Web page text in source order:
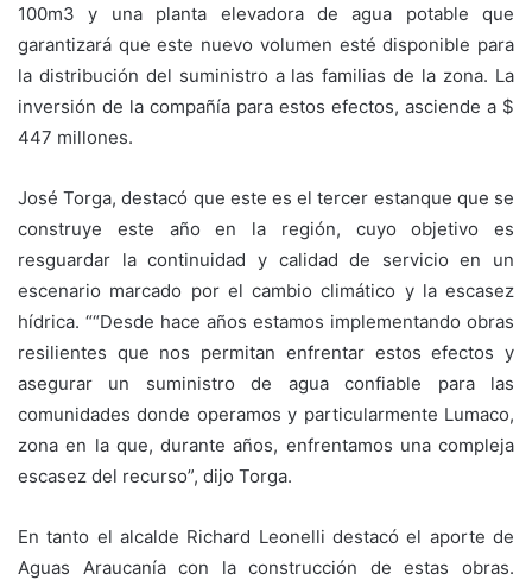
100m3 y una planta elevadora de agua potable que
garantizará que este nuevo volumen esté disponible para
la distribución del suministro a las familias de la zona. La
inversión de la compañía para estos efectos, asciende a $
447 millones.
José Torga, destacó que este es el tercer estanque que se
construye este año en la región, cuyo objetivo es
resguardar la continuidad y calidad de servicio en un
escenario marcado por el cambio climático y la escasez
hídrica. ““Desde hace años estamos implementando obras
resilientes que nos permitan enfrentar estos efectos y
asegurar un suministro de agua confiable para las
comunidades donde operamos y particularmente Lumaco,
zona en la que, durante años, enfrentamos una compleja
escasez del recurso”, dijo Torga.
En tanto el alcalde Richard Leonelli destacó el aporte de
Aguas Araucanía con la construcción de estas obras.